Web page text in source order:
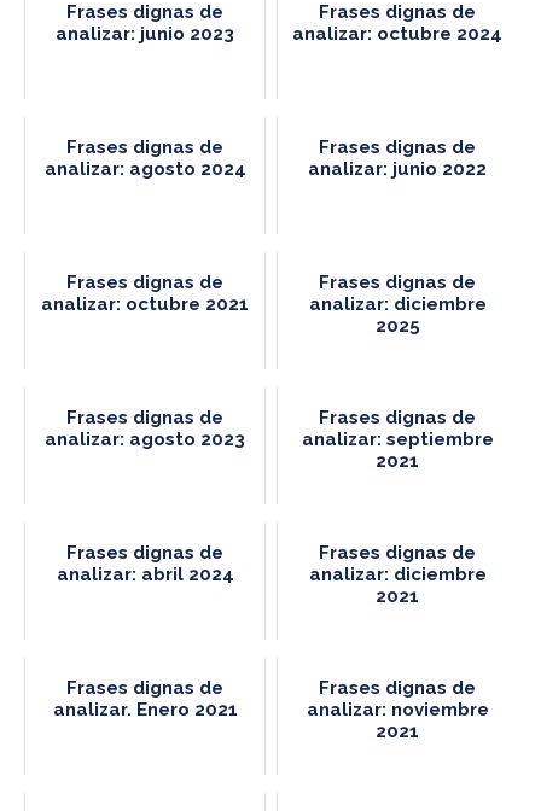
Frases dignas de
analizar: junio 2023
Frases dignas de
analizar: octubre 2024
Frases dignas de
analizar: agosto 2024
Frases dignas de
analizar: junio 2022
Frases dignas de
analizar: octubre 2021
Frases dignas de
analizar: diciembre
2025
Frases dignas de
analizar: agosto 2023
Frases dignas de
analizar: septiembre
2021
Frases dignas de
analizar: abril 2024
Frases dignas de
analizar: diciembre
2021
Frases dignas de
analizar. Enero 2021
Frases dignas de
analizar: noviembre
2021